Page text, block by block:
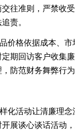
往准则，严禁收
责。
价格依据成本、
期回访客户收集
防范财务舞弊行为
化活动让清廉理
展谈心谈话活动